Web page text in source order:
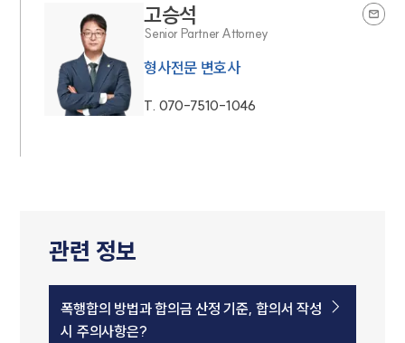
고승석
Senior Partner Attorney
형사전문 변호사
T. 070-7510-1046
관련 정보
폭행합의 방법과 합의금 산정 기준, 합의서 작성
시 주의사항은?